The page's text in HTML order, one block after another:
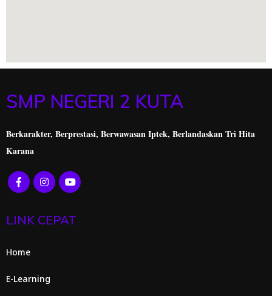
SMP NEGERI 2 KUTA
Berkarakter, Berprestasi, Berwawasan Iptek, Berlandaskan Tri Hita
Karana
LINK CEPAT
Home
E-Learning